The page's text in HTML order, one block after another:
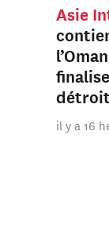
Asie
il y a 16